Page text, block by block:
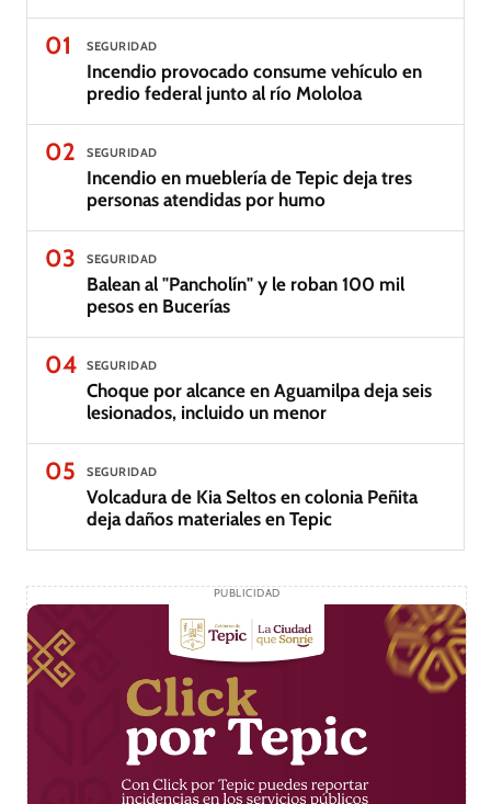
01
SEGURIDAD
Incendio provocado consume vehículo en
predio federal junto al río Mololoa
02 SEGURIDAD
Incendio en mueblería de Tepic deja tres
personas atendidas por humo
03 SEGURIDAD
Balean al "Pancholín" y le roban 100 mil
pesos en Bucerías
04 SEGURIDAD
Choque por alcance en Aguamilpa deja seis
lesionados, incluido un menor
05 SEGURIDAD
Volcadura de Kia Seltos en colonia Peñita
deja daños materiales en Tepic
PUBLICIDAD